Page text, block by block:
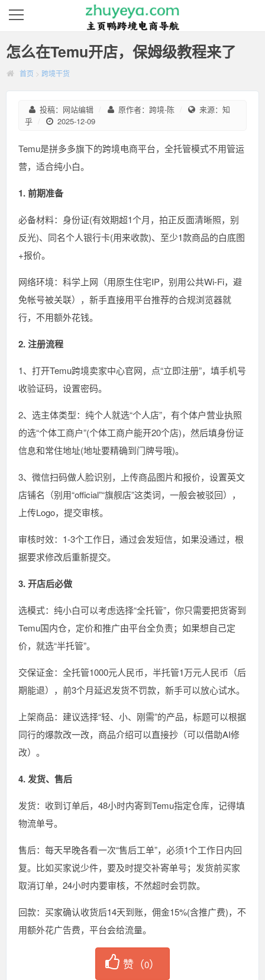
怎么在Temu开店，保姆级教程来了
首页 > 跨境干货
投稿：网站编辑 原作者：跨境-陈
来源：知
乎
2025-12-09
Temu是拼多多旗下的跨境电商平台，全托管模式不用管运
营，适合纯小白。
1. 前期准备
必备材料：身份证(有效期超1个月，拍正反面清晰照，别
反光)、同名个人银行卡(用来收款)、至少1款商品的白底图
+报价。
网络环境：科学上网（用原生住宅IP，别用公共Wi-Fi，避
免帐号被关联），新手直接用平台推荐的合规浏览器就
行，不用额外花钱。
2. 注册流程
1、打开Temu跨境卖家中心官网，点“立即注册”，填手机号
收验证码，设置密码。
2、选主体类型：纯个人就选“个人店”，有个体户营业执照
的选“个体工商户”(个体工商户能开20个店)，然后填身份证
信息和常住地址(地址要精确到门牌号哦)。
3、微信扫码做人脸识别，上传商品图片和报价，设置英文
店铺名（别用“official”“旗舰店”这类词，一般会被驳回），
上传Logo，提交审核。
审核时效：1-3个工作日，通过会发短信，如果没通过，根
据要求修改后重新提交。
3. 开店后必做
选模式：纯小白可以考虑选择“全托管”，你只需要把货寄到
Temu国内仓，定价和推广由平台全负责；如果想自己定
价，就选“半托管”。
交保证金：全托管1000元人民币，半托管1万元人民币（后
期能退），前3个月延迟发货不罚款，新手可以放心试水。
上架商品：建议选择“轻、小、刚需”的产品，标题可以根据
同行的爆款改一改，商品介绍可以直接抄（可以借助AI修
改）。
4. 发货、售后
发货：收到订单后，48小时内寄到Temu指定仓库，记得填
物流单号。
售后：每天早晚各看一次“售后工单”，必须1个工作日内回
复。比如买家说少件，要及时提交补寄单号；发货前买家
取消订单，24小时内要审核，不然超时会罚款。
回款：买家确认收货后14天到账，佣金15%(含推广费)，不
用额外花广告费，平台会给流量。
赞（0）